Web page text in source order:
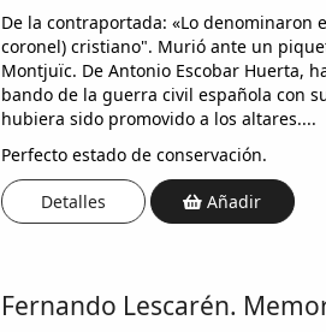
De la contraportada: «Lo
coronel) cristiano". Murió ante un
Montjuïc. De Antonio Escobar Huerta,
bando de la guerra civil española con
hubiera sido promovido a los altares....
Perfecto estado de conservación.
Detalles Añadir
Fernando Lescarén.